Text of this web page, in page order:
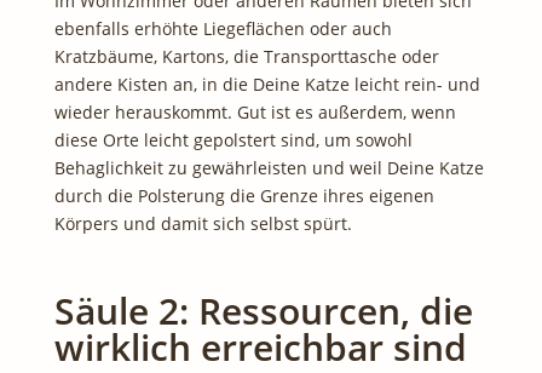
ebenfalls erhöhte Liegeflächen oder auch
Kratzbäume, Kartons, die Transporttasche oder
andere Kisten an, in die Deine Katze leicht rein- und
wieder herauskommt. Gut ist es außerdem, wenn
diese Orte leicht gepolstert sind, um sowohl
Behaglichkeit zu gewährleisten und weil Deine Katze
durch die Polsterung die Grenze ihres eigenen
Körpers und damit sich selbst spürt.
Säule 2: Ressourcen, die
wirklich erreichbar sind